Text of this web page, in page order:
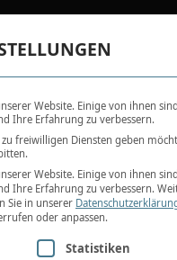
UNSER SYSTEM
Lage
DEUTZ -
Website. Einige von ihnen
Ihre Erfahrung zu verbessern.
freiwilligen Diensten geben
Website. Einige von ihnen
Ihre Erfahrung zu verbessern.
Sie in unserer
oder anpassen.
die eine Einwilligung
Statistiken